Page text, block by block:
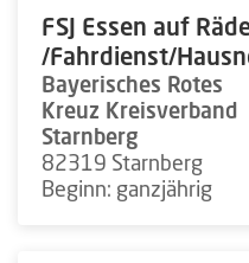
FSJ Essen auf
/Fahrdienst/
Bayerisches Rotes
Kreuz Kreisverband
Starnberg
82319 Starnberg
Beginn: ganzjährig